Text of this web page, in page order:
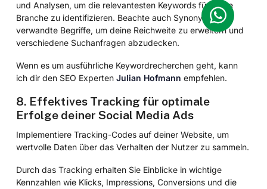
und Analysen, um die relevantesten Keywords für deine
Branche zu identifizieren. Beachte auch Synonyme und
verwandte Begriffe, um deine Reichweite zu erweitern und
verschiedene Suchanfragen abzudecken.
Wenn es um ausführliche Keywordrecherchen geht, kann
ich dir den SEO Experten Julian Hofmann empfehlen.
8. Effektives Tracking für optimale
Erfolge deiner Social Media Ads
Implementiere Tracking-Codes auf deiner Website, um
wertvolle Daten über das Verhalten der Nutzer zu sammeln.
Durch das Tracking erhalten Sie Einblicke in wichtige
Kennzahlen wie Klicks, Impressions, Conversions und die